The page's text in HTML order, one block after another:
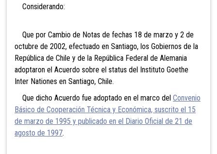
Considerando:
Que por Cambio de Notas de fechas 18 de marzo y 2 de
octubre de 2002, efectuado en Santiago, los Gobiernos de la
República de Chile y de la República Federal de Alemania
adoptaron el Acuerdo sobre el status del Instituto Goethe
Inter Nationes en Santiago, Chile.
Que dicho Acuerdo fue adoptado en el marco del Convenio
Básico de Cooperación Técnica y Económica, suscrito el 15
de marzo de 1995 y publicado en el Diario Oficial de 21 de
agosto de 1997.